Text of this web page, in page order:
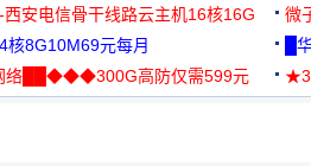
西安电信骨干线路云主机16核16G
微
4核8G10M69元每月 █
络██◆◆◆300G高防仅需599元